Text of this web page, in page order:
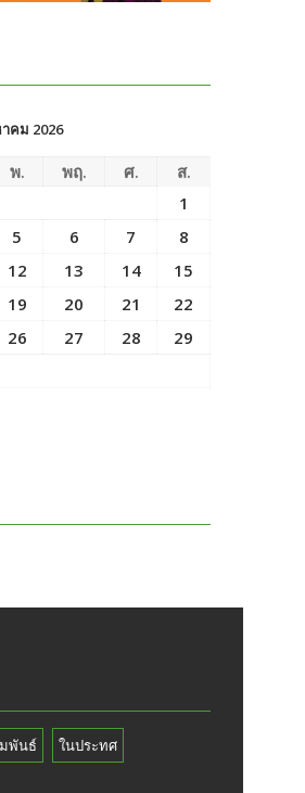
คม 2026
พ. พฤ. ศ.
ส.
1
5 6 7
8
12 13 14
15
19 20 21
22
26 27 28
29
พันธ์ ในประทศ